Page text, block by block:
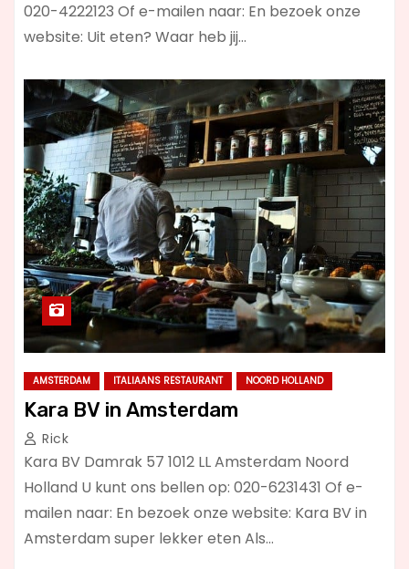
020-4222123 Of e-mailen naar: En bezoek onze
website: Uit eten? Waar heb jij…
AMSTERDAM ITALIAANS RESTAURANT NOORD HOLLAND
Kara BV in Amsterdam
Rick
Kara BV Damrak 57 1012 LL Amsterdam Noord
Holland U kunt ons bellen op: 020-6231431 Of e-
mailen naar: En bezoek onze website: Kara BV in
Amsterdam super lekker eten Als…